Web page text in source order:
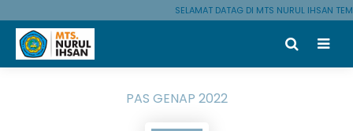
SELAMAT DATAG DI MTS NURUL IHSAN
PAS GENAP 2022